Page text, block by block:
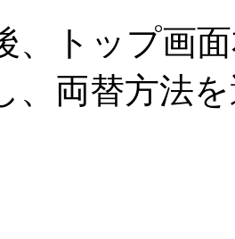
、トップ画
、両替方法